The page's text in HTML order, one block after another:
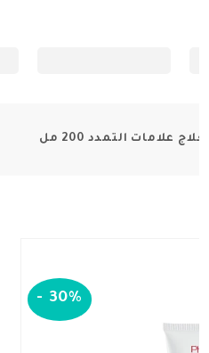
التمدد 200 مل
30%
-